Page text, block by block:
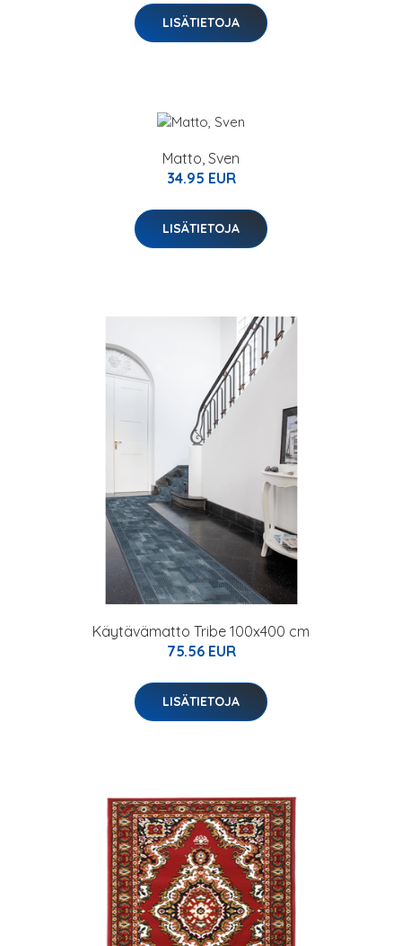
LISÄTIETOJA
Matto, Sven
34.95 EUR
LISÄTIETOJA
Käytävämatto Tribe 100x400 cm
75.56 EUR
LISÄTIETOJA